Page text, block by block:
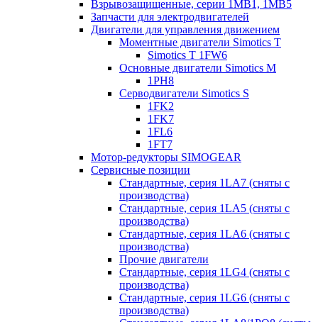
Взрывозащищенные, серии 1MB1, 1MB5
Запчасти для электродвигателей
Двигатели для управления движением
Моментные двигатели Simotics T
Simotics T 1FW6
Основные двигатели Simotics M
1PH8
Серводвигатели Simotics S
1FK2
1FK7
1FL6
1FT7
Мотор-редукторы SIMOGEAR
Сервисные позиции
Стандартные, серия 1LA7 (сняты с
производства)
Стандартные, серия 1LA5 (сняты с
производства)
Стандартные, серия 1LA6 (сняты с
производства)
Прочие двигатели
Стандартные, серия 1LG4 (сняты с
производства)
Стандартные, серия 1LG6 (сняты с
производства)